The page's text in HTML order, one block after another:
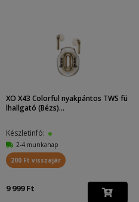
XO X43 Colorful nyakpántos TWS fü
lhallgató (Bézs)...
Készletinfó:
2-4 munkanap
200 Ft visszajár
9 999 Ft